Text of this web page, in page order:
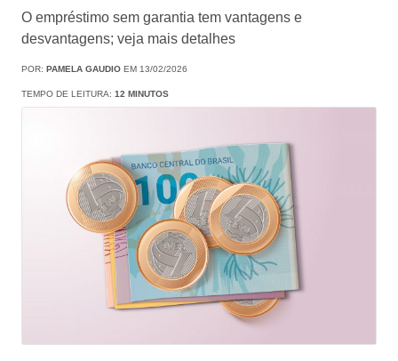
O empréstimo sem garantia tem vantagens e
desvantagens; veja mais detalhes
POR: PAMELA GAUDIO EM 13/02/2026
TEMPO DE LEITURA: 12 MINUTOS